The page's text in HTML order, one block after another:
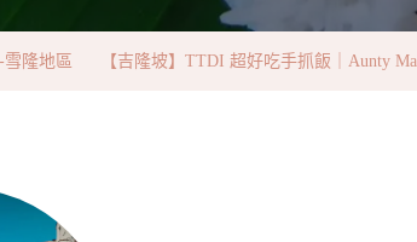
隆地區 【吉隆坡】TTDI 超好吃手抓飯｜Aunty